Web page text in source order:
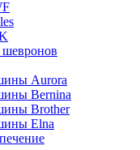
шевронов
Aurora
Bernina
Brother
Elna